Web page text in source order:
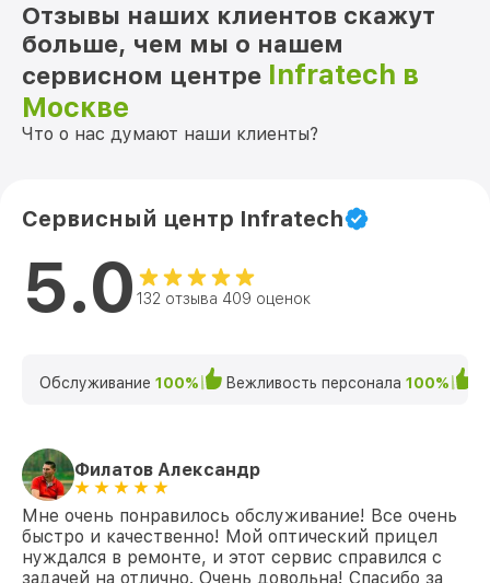
Отзывы наших клиентов скажут
больше, чем мы о нашем
сервисном центре Infratech в
Москве
Что о нас думают наши клиенты?
Сервисный центр Infratech
5.0 132 отзыва 409 оценок
Обслуживание 100% Вежливость персонала 100%
Филатов Александр
Мне очень понравилось обслуживание! Все очень
быстро и качественно! Мой оптический прицел
нуждался в ремонте, и этот сервис справился с
задачей на отлично. Очень довольна! Спасибо за